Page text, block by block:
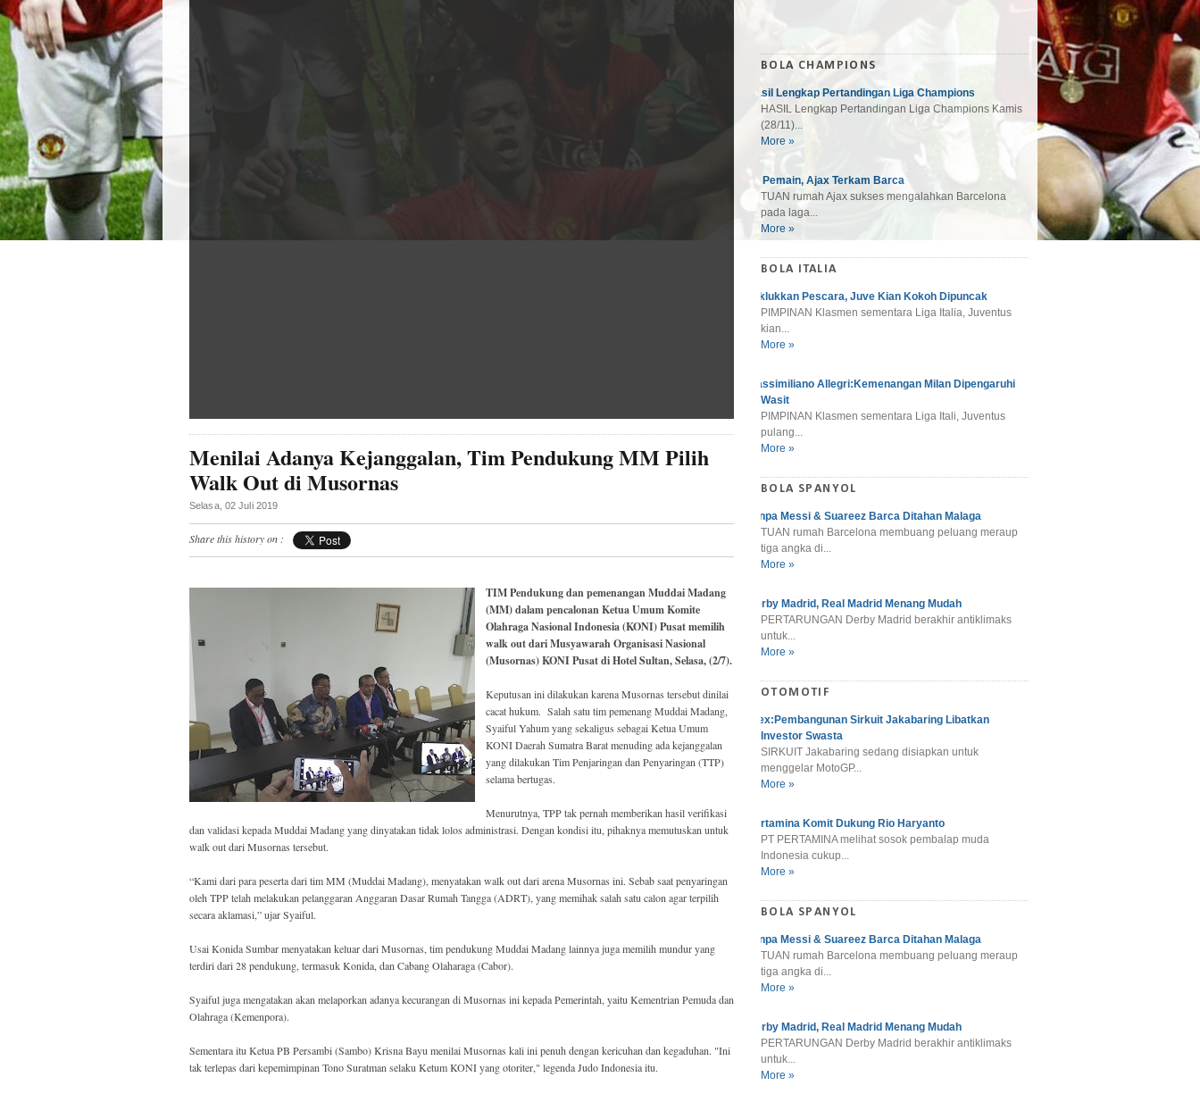
Menilai Adanya Kejanggalan, Tim Pendukung MM Pilih
Walk Out di Musornas
Selasa, 02 Juli 2019
Share this history on :
TIM Pendukung dan pemenangan Muddai Madang
(MM) dalam pencalonan Ketua Umum Komite
Olahraga Nasional Indonesia (KONI) Pusat memilih
walk out dari Musyawarah Organisasi Nasional
(Musornas) KONI Pusat di Hotel Sultan, Selasa, (2/7).
Keputusan ini dilakukan karena Musornas tersebut dinilai
cacat hukum. Salah satu tim pemenang Muddai Madang,
Syaiful Yahum yang sekaligus sebagai Ketua Umum
KONI Daerah Sumatra Barat menuding ada kejanggalan
yang dilakukan Tim Penjaringan dan Penyaringan (TTP)
selama bertugas.
Menurutnya, TPP tak pernah memberikan hasil verifikasi
dan validasi kepada Muddai Madang yang dinyatakan tidak lolos administrasi. Dengan kondisi itu, pihaknya memutuskan untuk
walk out dari Musornas tersebut.
“Kami dari para peserta dari tim MM (Muddai Madang), menyatakan walk out dari arena Musornas ini. Sebab saat penyaringan
oleh TPP telah melakukan pelanggaran Anggaran Dasar Rumah Tangga (ADRT), yang memihak salah satu calon agar terpilih
secara aklamasi,” ujar Syaiful.
Usai Konida Sumbar menyatakan keluar dari Musornas, tim pendukung Muddai Madang lainnya juga memilih mundur yang
terdiri dari 28 pendukung, termasuk Konida, dan Cabang Olaharaga (Cabor).
Syaiful juga mengatakan akan melaporkan adanya kecurangan di Musornas ini kepada Pemerintah, yaitu Kementrian Pemuda dan
Olahraga (Kemenpora).
Sementara itu Ketua PB Persambi (Sambo) Krisna Bayu menilai Musornas kali ini penuh dengan kericuhan dan kegaduhan. "Ini
tak terlepas dari kepemimpinan Tono Suratman selaku Ketum KONI yang otoriter," legenda Judo Indonesia itu.
BOLA CHAMPIONS
Hasil Lengkap Pertandingan Liga Champions
HASIL Lengkap Pertandingan Liga Champions Kamis
(28/11)...
More »
10 Pemain, Ajax Terkam Barca
TUAN rumah Ajax sukses mengalahkan Barcelona
pada laga...
More »
BOLA ITALIA
Taklukkan Pescara, Juve Kian Kokoh Dipuncak
PIMPINAN Klasmen sementara Liga Italia, Juventus
kian...
More »
Massimiliano Allegri:Kemenangan Milan Dipengaruhi
Wasit
PIMPINAN Klasmen sementara Liga Itali, Juventus
pulang...
More »
BOLA SPANYOL
Tanpa Messi & Suareez Barca Ditahan Malaga
TUAN rumah Barcelona membuang peluang meraup
tiga angka di...
More »
Derby Madrid, Real Madrid Menang Mudah
PERTARUNGAN Derby Madrid berakhir antiklimaks
untuk...
More »
OTOMOTIF
Alex:Pembangunan Sirkuit Jakabaring Libatkan
Investor Swasta
SIRKUIT Jakabaring sedang disiapkan untuk
menggelar MotoGP...
More »
Pertamina Komit Dukung Rio Haryanto
PT PERTAMINA melihat sosok pembalap muda
Indonesia cukup...
More »
BOLA SPANYOL
Tanpa Messi & Suareez Barca Ditahan Malaga
TUAN rumah Barcelona membuang peluang meraup
tiga angka di...
More »
Derby Madrid, Real Madrid Menang Mudah
PERTARUNGAN Derby Madrid berakhir antiklimaks
untuk...
More »